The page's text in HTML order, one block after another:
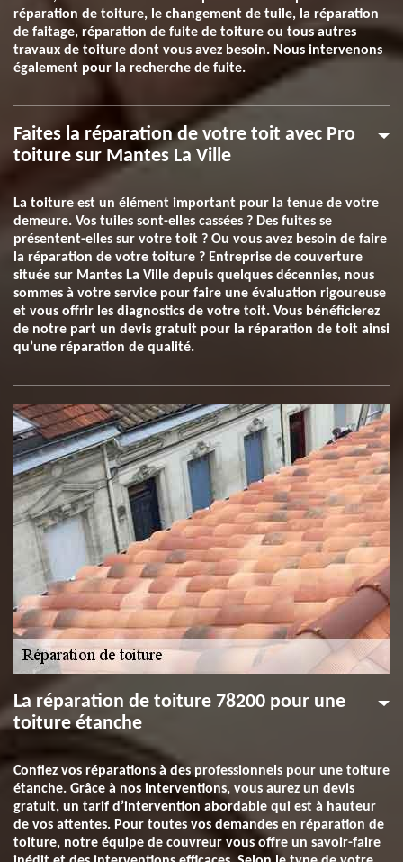
réparation de toiture, le changement de tuile, la réparation
de faitage, réparation de fuite de toiture ou tous autres
travaux de toiture dont vous avez besoin. Nous intervenons
également pour la recherche de fuite.
Faites la réparation de votre toit avec Pro
toiture sur Mantes La Ville
La toiture est un élément important pour la tenue de votre
demeure. Vos tuiles sont-elles cassées ? Des fuites se
présentent-elles sur votre toit ? Ou vous avez besoin de faire
la réparation de votre toiture ? Entreprise de couverture
située sur Mantes La Ville depuis quelques décennies, nous
sommes à votre service pour faire une évaluation rigoureuse
et vous offrir les diagnostics de votre toit. Vous bénéficierez
de notre part un devis gratuit pour la réparation de toit ainsi
qu’une réparation de qualité.
La réparation de toiture 78200 pour une
toiture étanche
Confiez vos réparations à des professionnels pour une toiture
étanche. Grâce à nos interventions, vous aurez un devis
gratuit, un tarif d’intervention abordable qui est à hauteur
de vos attentes. Pour toutes vos demandes en réparation de
toiture, notre équipe de couvreur vous offre un savoir-faire